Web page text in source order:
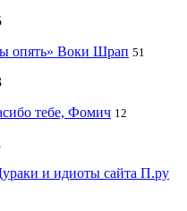
опять» Воки Шрап 51
тебе, Фомич 12
и идиоты сайта П.ру